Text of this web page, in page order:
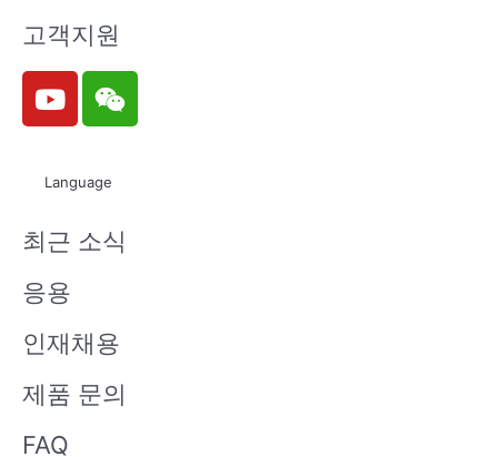
고객지원
Y
o
u
e
W
e
i
n
Language
최근 소식
응용
인재채용
제품 문의
FAQ